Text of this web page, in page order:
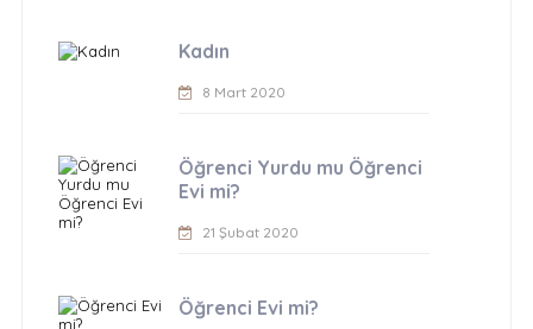
Kadın
8 Mart 2020
Öğrenci Yurdu mu Öğrenci
Evi mi?
21 Şubat 2020
Öğrenci Evi mi?